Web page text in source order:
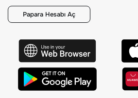
Papara Hesabı Aç